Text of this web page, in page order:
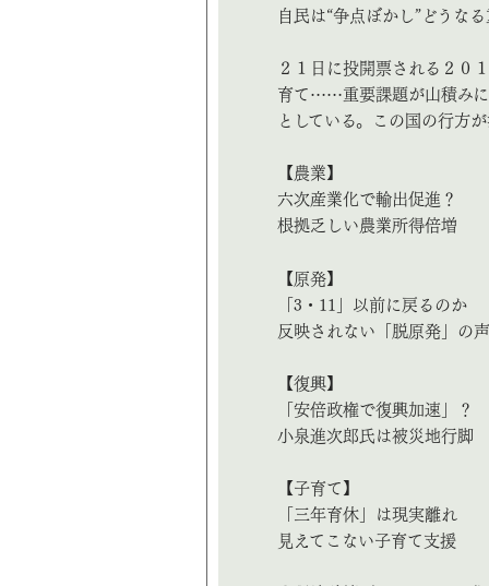
自民は“争点ぼかし”どうな
２１日に投開票される２０
育て……重要課題が山積みに
としている。この国の行方
【農業】
六次産業化で輸出促進？
根拠乏しい農業所得倍増
【原発】
「3・11」以前に戻るのか
反映されない「脱原発」の声
【復興】
「安倍政権で復興加速」？
小泉進次郎氏は被災地行脚
【子育て】
「三年育休」は現実離れ
見えてこない子育て支援